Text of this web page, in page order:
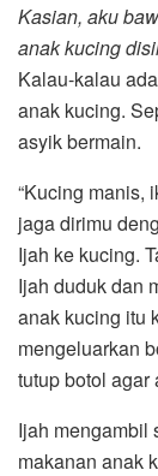
Kasian, aku
anak kucing
Kalau-kalau
anak kucing.
asyik bermain.
“Kucing manis,
jaga dirimu
Ijah ke kucing.
Ijah duduk dan
anak kucing itu
mengeluarkan
tutup botol agar
Ijah mengambil
makanan anak